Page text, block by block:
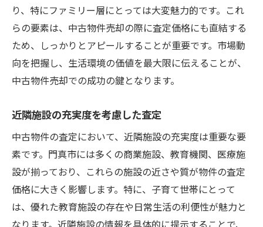
り、特にファミリー層にとっては大変魅力的です。これ
らの要素は、中古物件売却の際に査定価格にも直結する
ため、しっかりとアピールすることが重要です。市場動
向を把握し、生活環境の価値を最大限に伝えることが、
中古物件売却での成功の鍵となります。
近隣施設の充実度を考慮した査定
中古物件の査定において、近隣施設の充実度は重要な要
素です。門真市には多くの商業施設、教育機関、医療施
設が揃っており、これらの施設の近さや質が物件の査定
価格に大きく影響します。特に、子育て世帯にとって
は、優れた教育施設の存在や日常生活の利便性が魅力と
なります。近隣施設の情報を具体的に提示することで、